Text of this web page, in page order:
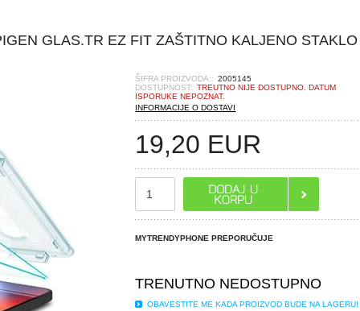
GLAS.TR EZ FIT ZAŠTITNO KALJENO
ŠIFRA PROIZVODA:: 2005145
DOSTUPNOST: TREUTNO NIJE DOSTUPNO. DATUM
ISPORUKE NEPOZNAT.
INFORMACIJE O DOSTAVI
19,20 EUR
MYTRENDYPHONE PREPORUČUJE
TRENUTNO NEDOSTUPNO
OBAVESTITE ME KADA PROIZVOD BUDE NA LAGERU!